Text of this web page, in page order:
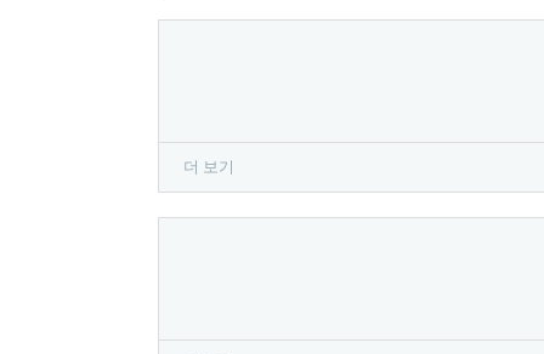
더 보기